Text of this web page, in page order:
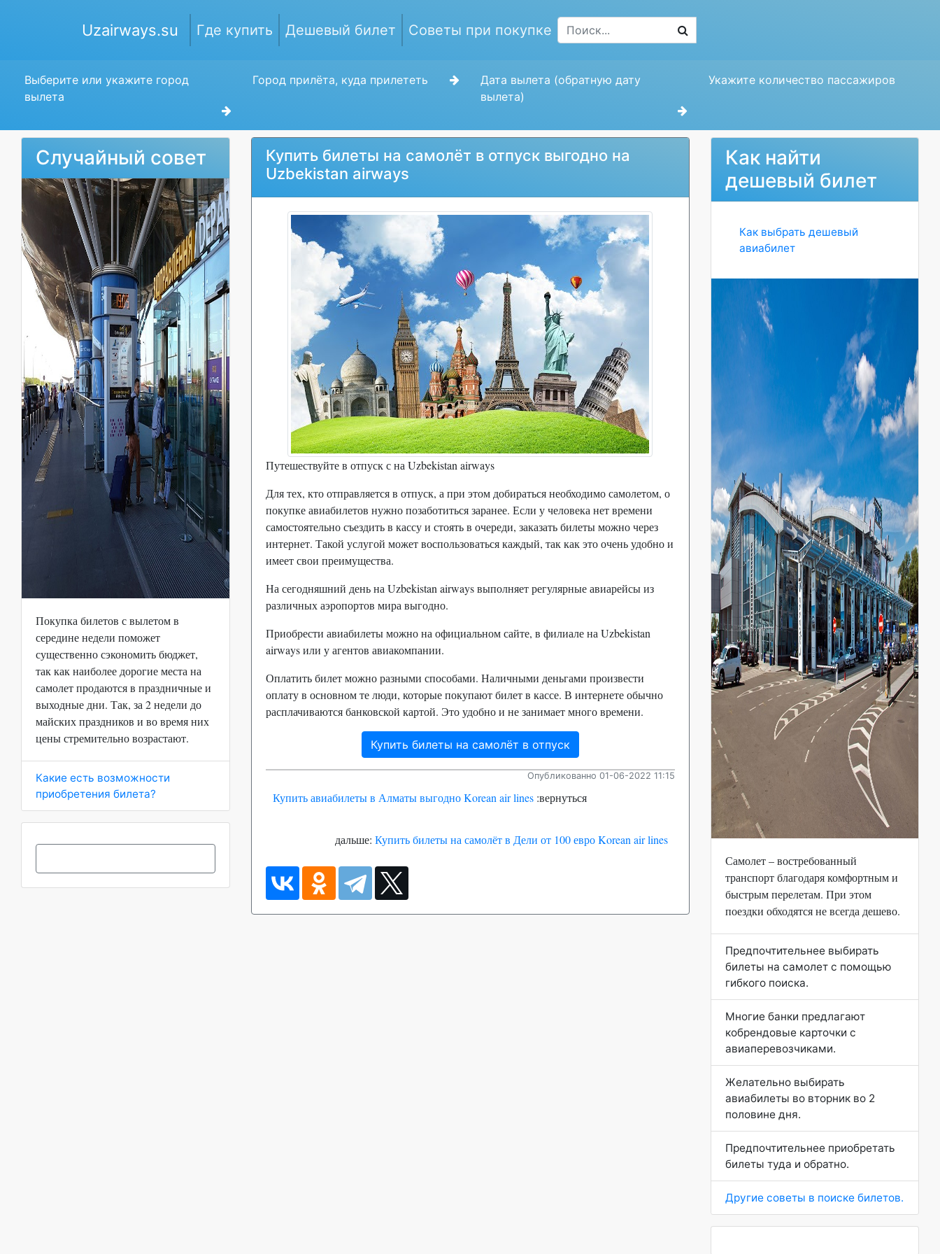
Uzairways.su Где купить Дешевый билет Советы при покупке
Выберите или укажите город
вылета
Город прилёта, куда прилететь
Дата вылета (обратную дату
вылета)
Укажите количество пассажиров
Случайный совет
Покупка билетов с вылетом в
середине недели поможет
существенно сэкономить бюджет,
так как наиболее дорогие места на
самолет продаются в праздничные и
выходные дни. Так, за 2 недели до
майских праздников и во время них
цены стремительно возрастают.
Какие есть возможности
приобретения билета?
Купить билеты на самолёт в отпуск выгодно на
Uzbekistan airways
Путешествуйте в отпуск с на Uzbekistan airways
Для тех, кто отправляется в отпуск, а при этом добираться необходимо самолетом, о
покупке авиабилетов нужно позаботиться заранее. Если у человека нет времени
самостоятельно съездить в кассу и стоять в очереди, заказать билеты можно через
интернет. Такой услугой может воспользоваться каждый, так как это очень удобно и
имеет свои преимущества.
На сегодняшний день на Uzbekistan airways выполняет регулярные авиарейсы из
различных аэропортов мира выгодно.
Приобрести авиабилеты можно на официальном сайте, в филиале на Uzbekistan
airways или у агентов авиакомпании.
Оплатить билет можно разными способами. Наличными деньгами произвести
оплату в основном те люди, которые покупают билет в кассе. В интернете обычно
расплачиваются банковской картой. Это удобно и не занимает много времени.
Купить билеты на самолёт в отпуск
Опубликованно 01-06-2022 11:15
Купить авиабилеты в Алматы выгодно Korean air lines:вернуться
дальше: Купить билеты на самолёт в Дели от 100 евро Korean air lines
Как найти
дешевый билет
Как выбрать дешевый
авиабилет
Самолет – востребованный
транспорт благодаря комфортным и
быстрым перелетам. При этом
поездки обходятся не всегда дешево.
Предпочтительнее выбирать
билеты на самолет с помощью
гибкого поиска.
Многие банки предлагают
кобрендовые карточки с
авиаперевозчиками.
Желательно выбирать
авиабилеты во вторник во 2
половине дня.
Предпочтительнее приобретать
билеты туда и обратно.
Другие советы в поиске билетов.